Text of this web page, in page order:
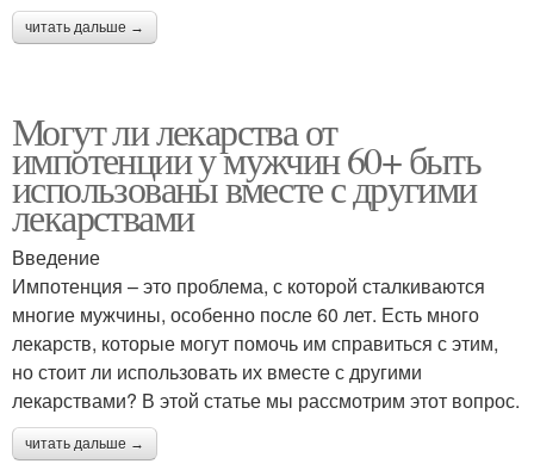
читать дальше →
Могут ли лекарства от
импотенции у мужчин 60+ быть
использованы вместе с другими
лекарствами
Введение
Импотенция – это проблема, с которой сталкиваются
многие мужчины, особенно после 60 лет. Есть много
лекарств, которые могут помочь им справиться с этим,
но стоит ли использовать их вместе с другими
лекарствами? В этой статье мы рассмотрим этот вопрос.
читать дальше →